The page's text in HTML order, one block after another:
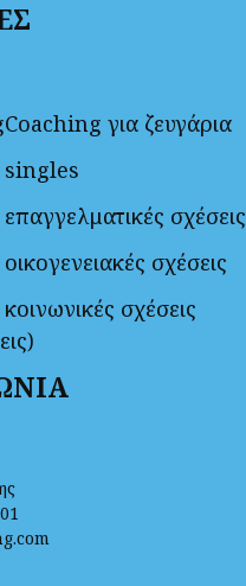
Coaching για ζευγάρια
singles
σχέσεις
σχέσεις
σχέσεις